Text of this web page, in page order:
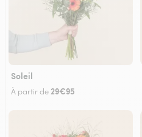
Soleil
À partir de 29€95